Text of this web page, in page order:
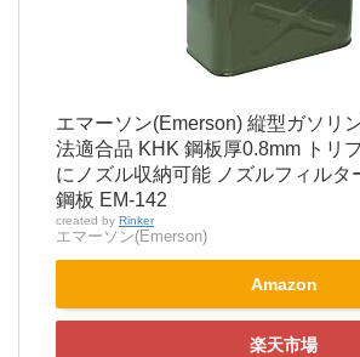
エマーソン(Emerson) 縦型ガソリ
法適合品 KHK 鋼板厚0.8mm トリ
にノズル収納可能 ノズルフィルタ
鋼板 EM-142
created by Rinker
エマーソン(Emerson)
Amazon
楽天市場